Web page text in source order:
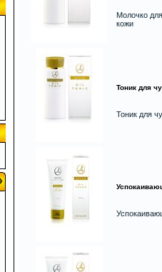
Молочко
кожи
Тоник для
Тоник для